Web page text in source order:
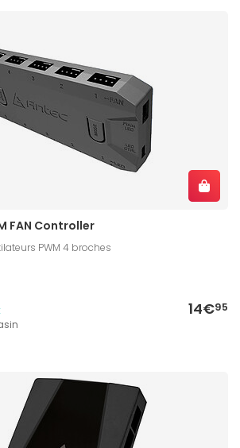
FAN Controller
PWM 4 broches
14€95